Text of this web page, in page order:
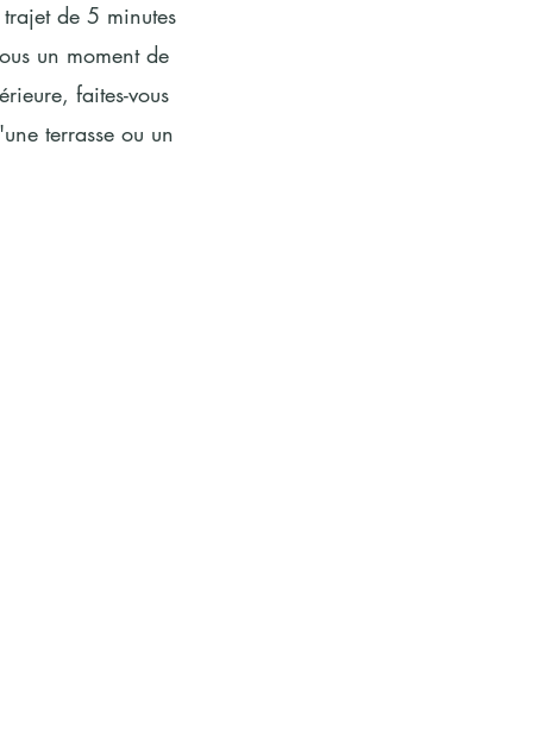
de 5 minutes
un moment de
faites-vous
terrasse ou un